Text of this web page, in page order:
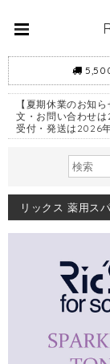
【夏期休業のお知
文・お問い合わせ
受付・発送は2026
リックス 薬用ス